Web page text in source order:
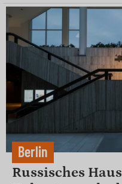
Berlin
Russisches